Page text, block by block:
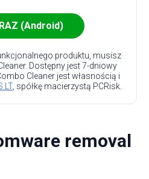
(Android)
produktu, musisz
Dostępny jest 7-dniowy
Cleaner jest własnością i
LT, spółkę macierzystą PCRisk.
removal